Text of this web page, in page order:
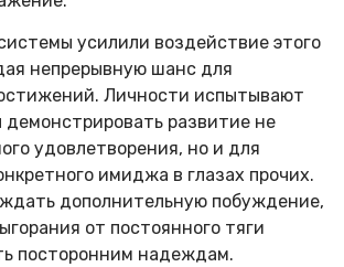
усилили воздействие этого
непрерывную шанс для
Личности испытывают
демонстрировать развитие не
удовлетворения, но и для
имиджа в глазах прочих.
дополнительную побуждение,
от постоянного тяги
посторонним надеждам.